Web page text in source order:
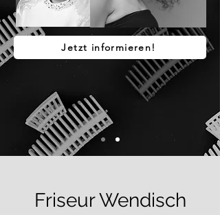
Jetzt informieren!
Friseur Wendisch